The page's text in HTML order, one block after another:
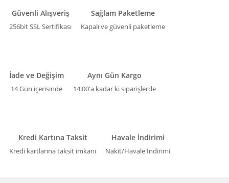
Güvenli Alışveriş
256bit SSL Sertifikası
Sağlam Paketleme
Kapalı ve güvenli paketleme
İade ve Değişim
14 Gün içerisinde
Aynı Gün Kargo
14:00'a kadar ki siparişlerde
Kredi Kartına Taksit
Kredi kartlarına taksit imkanı
Havale İndirimi
Nakit/Havale İndirimi